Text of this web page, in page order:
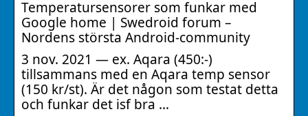
Temperatursensorer som funkar med
Google home | Swedroid forum –
Nordens största Android-community
3 nov. 2021 — ex. Aqara (450:-)
tillsammans med en Aqara temp sensor
(150 kr/st). Är det någon som testat detta
och funkar det isf bra …